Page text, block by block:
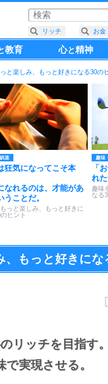
教育 心と精神
と楽しみ、もっと好きになる30の
楽
狂気になってこそ本
なれるのは、才能があ
うことだ。
っと楽しみ、もっと好きに
ヒント
趣味
「
れ
趣味
なる
もっと好きにな
リッチを目指す
で実現させる。
リッチ お金